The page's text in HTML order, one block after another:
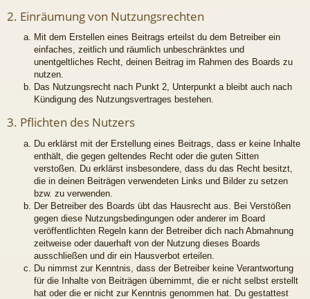
2. Einräumung von Nutzungsrechten
Mit dem Erstellen eines Beitrags erteilst du dem Betreiber ein
einfaches, zeitlich und räumlich unbeschränktes und
unentgeltliches Recht, deinen Beitrag im Rahmen des Boards zu
nutzen.
Das Nutzungsrecht nach Punkt 2, Unterpunkt a bleibt auch nach
Kündigung des Nutzungsvertrages bestehen.
3. Pflichten des Nutzers
Du erklärst mit der Erstellung eines Beitrags, dass er keine Inhalte
enthält, die gegen geltendes Recht oder die guten Sitten
verstoßen. Du erklärst insbesondere, dass du das Recht besitzt,
die in deinen Beiträgen verwendeten Links und Bilder zu setzen
bzw. zu verwenden.
Der Betreiber des Boards übt das Hausrecht aus. Bei Verstößen
gegen diese Nutzungsbedingungen oder anderer im Board
veröffentlichten Regeln kann der Betreiber dich nach Abmahnung
zeitweise oder dauerhaft von der Nutzung dieses Boards
ausschließen und dir ein Hausverbot erteilen.
Du nimmst zur Kenntnis, dass der Betreiber keine Verantwortung
für die Inhalte von Beiträgen übernimmt, die er nicht selbst erstellt
hat oder die er nicht zur Kenntnis genommen hat. Du gestattest